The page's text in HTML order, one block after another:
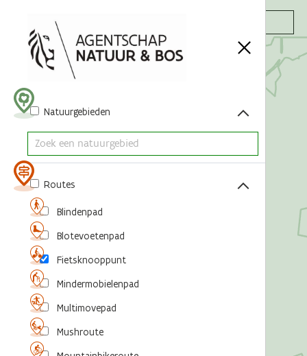
Acties
Natuurgebieden
Routes
Blindenpad
Blotevoetenpad
Fietsknooppunt
Mindermobielenpad
Multimovepad
Mushroute